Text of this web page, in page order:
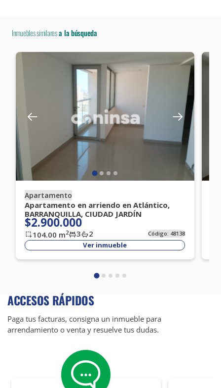
Inmuebles similaresa la búsqueda
Apartamento
Apartamento en arriendo en Atlántico,
BARRANQUILLA, CIUDAD JARDÍN
$2.900.000
104.00 m2 3 2 Código: 48138
Ver inmueble
ACCESOS RÁPIDOS
Paga tus facturas, consigna un inmueble para
arrendamiento o venta y resuelve tus dudas.